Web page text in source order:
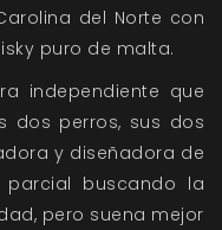
del Norte con
puro de malta.
independiente que
dos perros, sus dos
y diseñadora de
buscando la
pero suena mejor